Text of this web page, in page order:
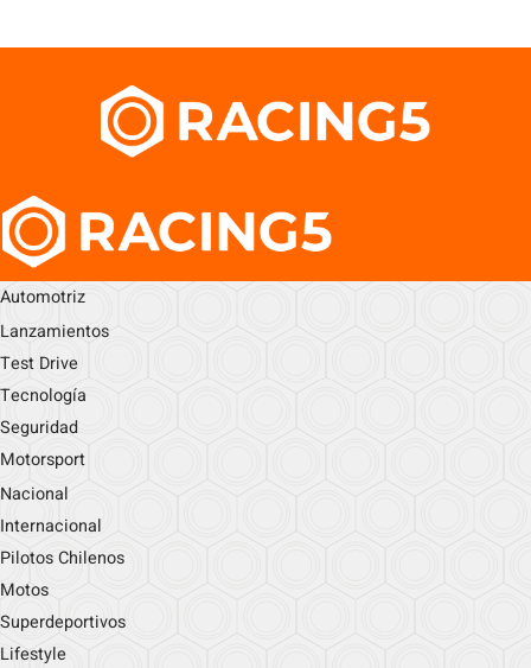
Automotriz
Lanzamientos
Test Drive
Tecnología
Seguridad
Motorsport
Nacional
Internacional
Pilotos Chilenos
Motos
Superdeportivos
Lifestyle